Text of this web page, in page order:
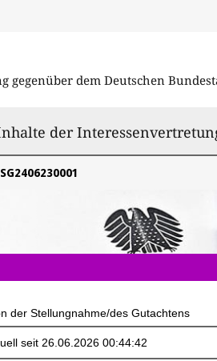
gegenüber dem Deutschen
der
der Stellungnahme/des Gutachtens